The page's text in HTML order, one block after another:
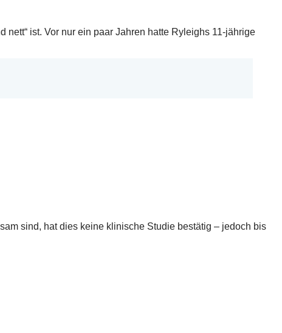
nett“ ist. Vor nur ein paar Jahren hatte Ryleighs 11-jährige
sind, hat dies keine klinische Studie bestätig – jedoch bis